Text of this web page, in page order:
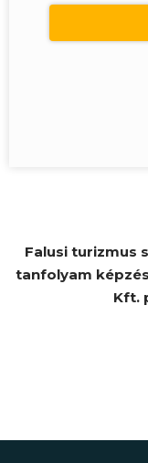
Falusi turizmus
tanfolyam
Kft.